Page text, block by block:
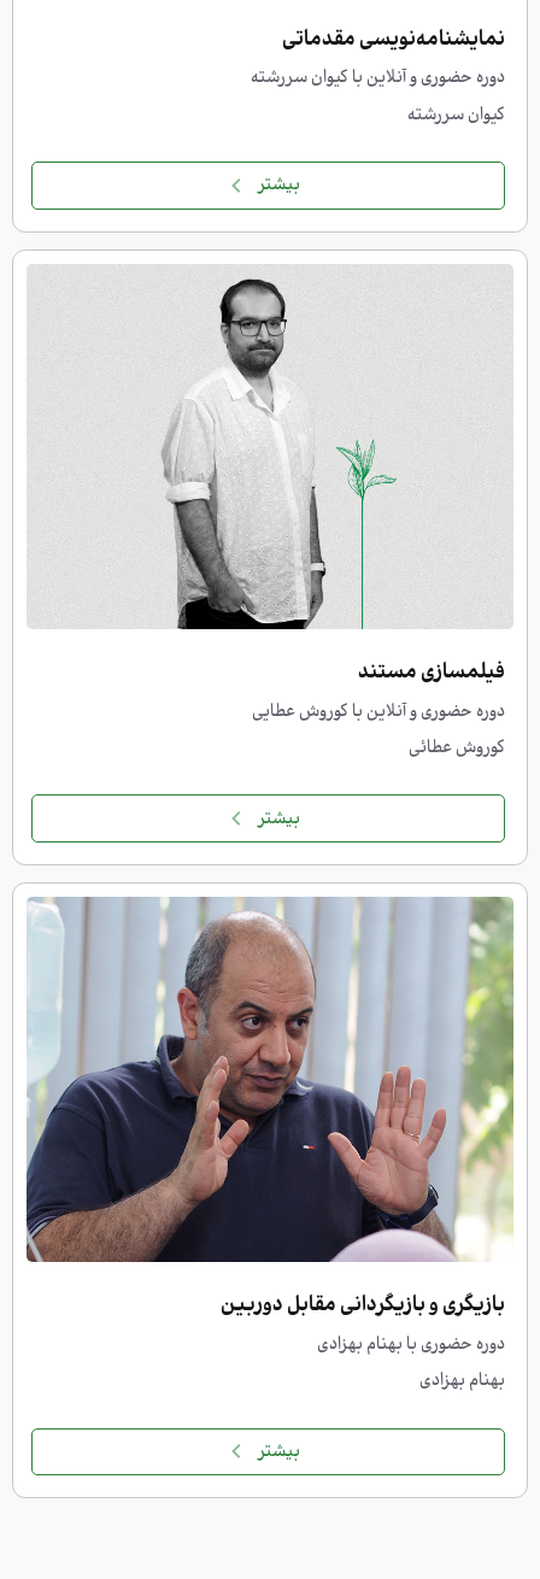
نمایشنامه‌نویسی مقدماتی
دوره حضوری و آنلاین با کیوان سررشته
کیوان سررشته
بیشتر
فیلمسازی مستند
دوره حضوری و آنلاین با کوروش عطایی
کوروش عطائی
بیشتر
بازیگری و بازیگردانی مقابل دوربین
دوره حضوری با بهنام بهزادی
بهنام بهزادی
بیشتر